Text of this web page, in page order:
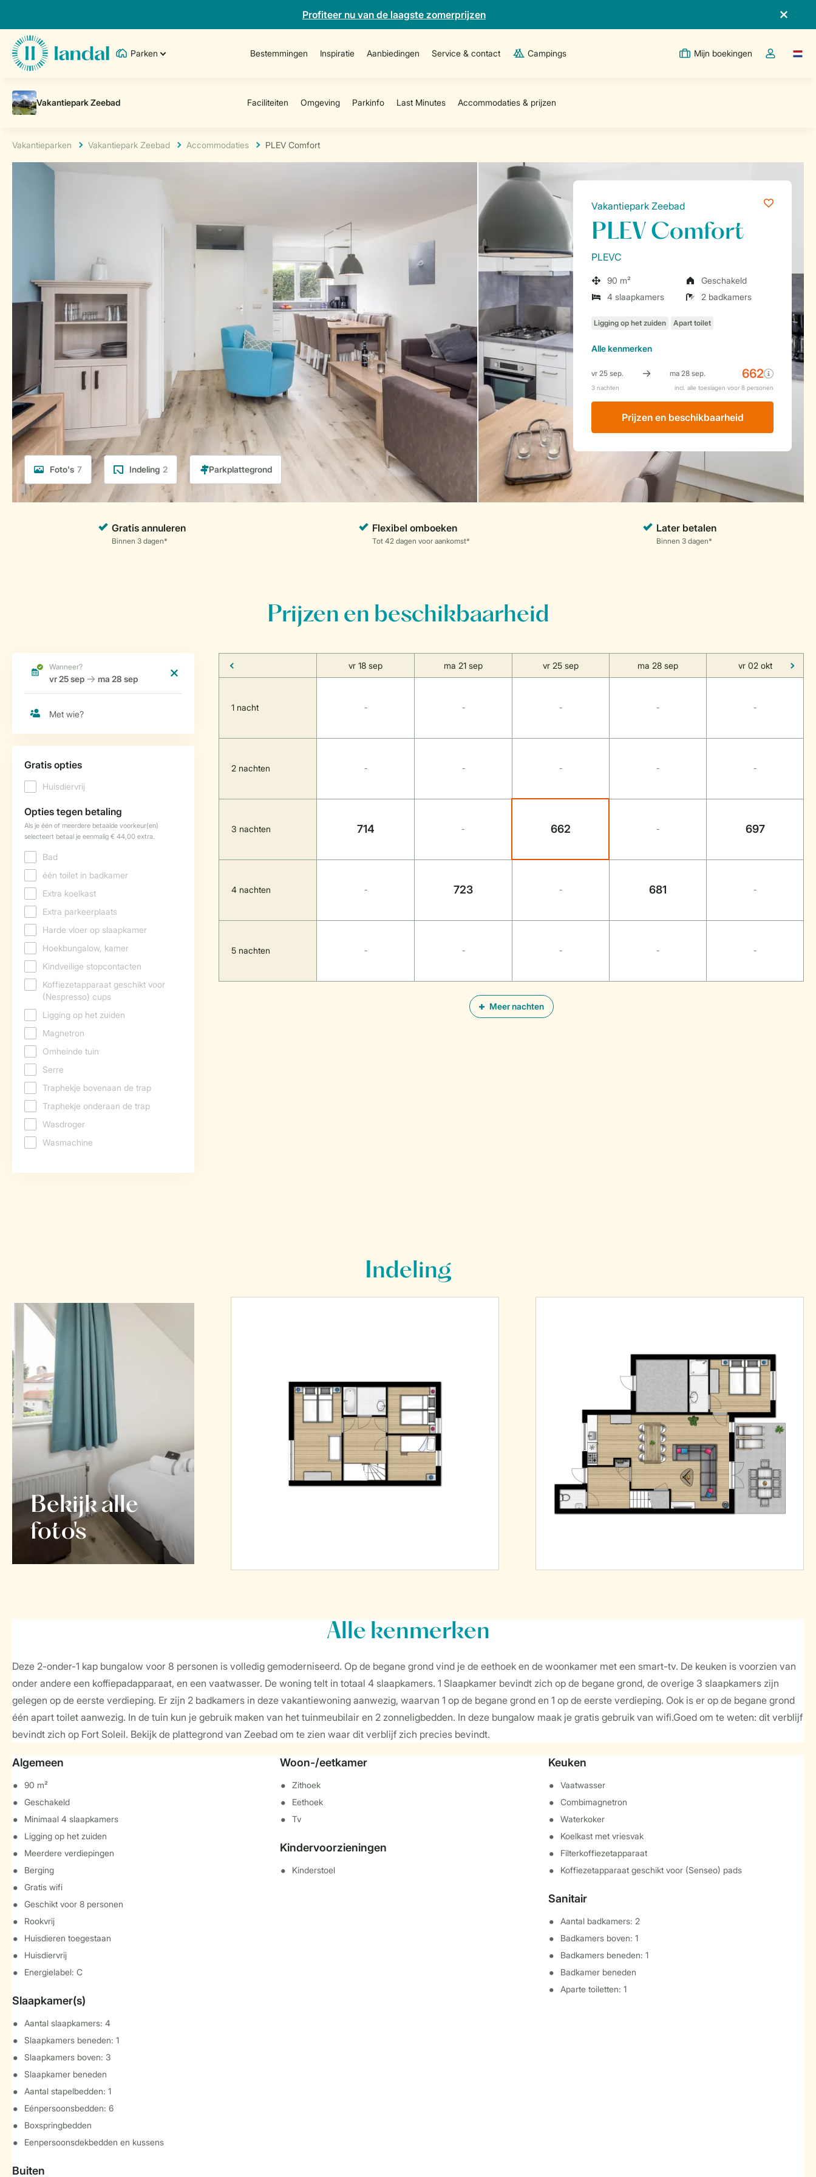
Profiteer nu van de laagste zomerprijzen
Parken Bestemmingen Inspiratie Aanbiedingen Service & contact Campings Mijn boekingen
Open deTaal
Vakantieparken Vakantiepark Zeebad Accommodaties PLEV Comfort
Foto's 7 Indeling 2
Vakantiepark Zeebad
PLEV Comfort
PLEVC
90 m²
Geschakeld
4 slaapkamers
2 badkamers
Allekenmerken
Prijzen en beschikbaarheid
Prijzen en beschikbaarheid
Meer nachten
vr 18 sep ma 21 sep vr 25 sep ma 28 sep vr 02 okt
1 nacht - - - - -
2 nachten - - - - -
3 nachten 714 - 662 - 697
4 nachten - 723 - 681 -
5 nachten - - - - -
Indeling
Bekijk alle
foto's
Alle kenmerken
Deze 2-onder-1 kap bungalow voor 8 personen is volledig gemoderniseerd. Op de begane grond vind je de eethoek en de woonkamer met een smart-tv. De keuken is voorzien van
onder andere een koffiepadapparaat, en een vaatwasser. De woning telt in totaal 4 slaapkamers. 1 Slaapkamer bevindt zich op de begane grond, de overige 3 slaapkamers zijn
gelegen op de eerste verdieping. Er zijn 2 badkamers in deze vakantiewoning aanwezig, waarvan 1 op de begane grond en 1 op de eerste verdieping. Ook is er op de begane grond
één apart toilet aanwezig. In de tuin kun je gebruik maken van het tuinmeubilair en 2 zonneligbedden. In deze bungalow maak je gratis gebruik van wifi.Goed om te weten: dit verblijf
bevindt zich op Fort Soleil. Bekijk de plattegrond van Zeebad om te zien waar dit verblijf zich precies bevindt.
Algemeen
90 m²
Geschakeld
Minimaal 4 slaapkamers
Ligging op het zuiden
Meerdere verdiepingen
Berging
Gratis wifi
Geschikt voor 8 personen
Rookvrij
Huisdieren toegestaan
Huisdiervrij
Energielabel: C
Slaapkamer(s)
Aantal slaapkamers: 4
Slaapkamers beneden: 1
Slaapkamers boven: 3
Slaapkamer beneden
Aantal stapelbedden: 1
Eénpersoonsbedden: 6
Boxspringbedden
Eenpersoonsdekbedden en kussens
Buiten
Woon-/eetkamer
Zithoek
Eethoek
Tv
Kindervoorzieningen
Kinderstoel
Keuken
Vaatwasser
Combimagnetron
Waterkoker
Koelkast met vriesvak
Filterkoffiezetapparaat
Koffiezetapparaat geschikt voor (Senseo) pads
Sanitair
Aantal badkamers: 2
Badkamers boven: 1
Badkamers beneden: 1
Badkamer beneden
Aparte toiletten: 1